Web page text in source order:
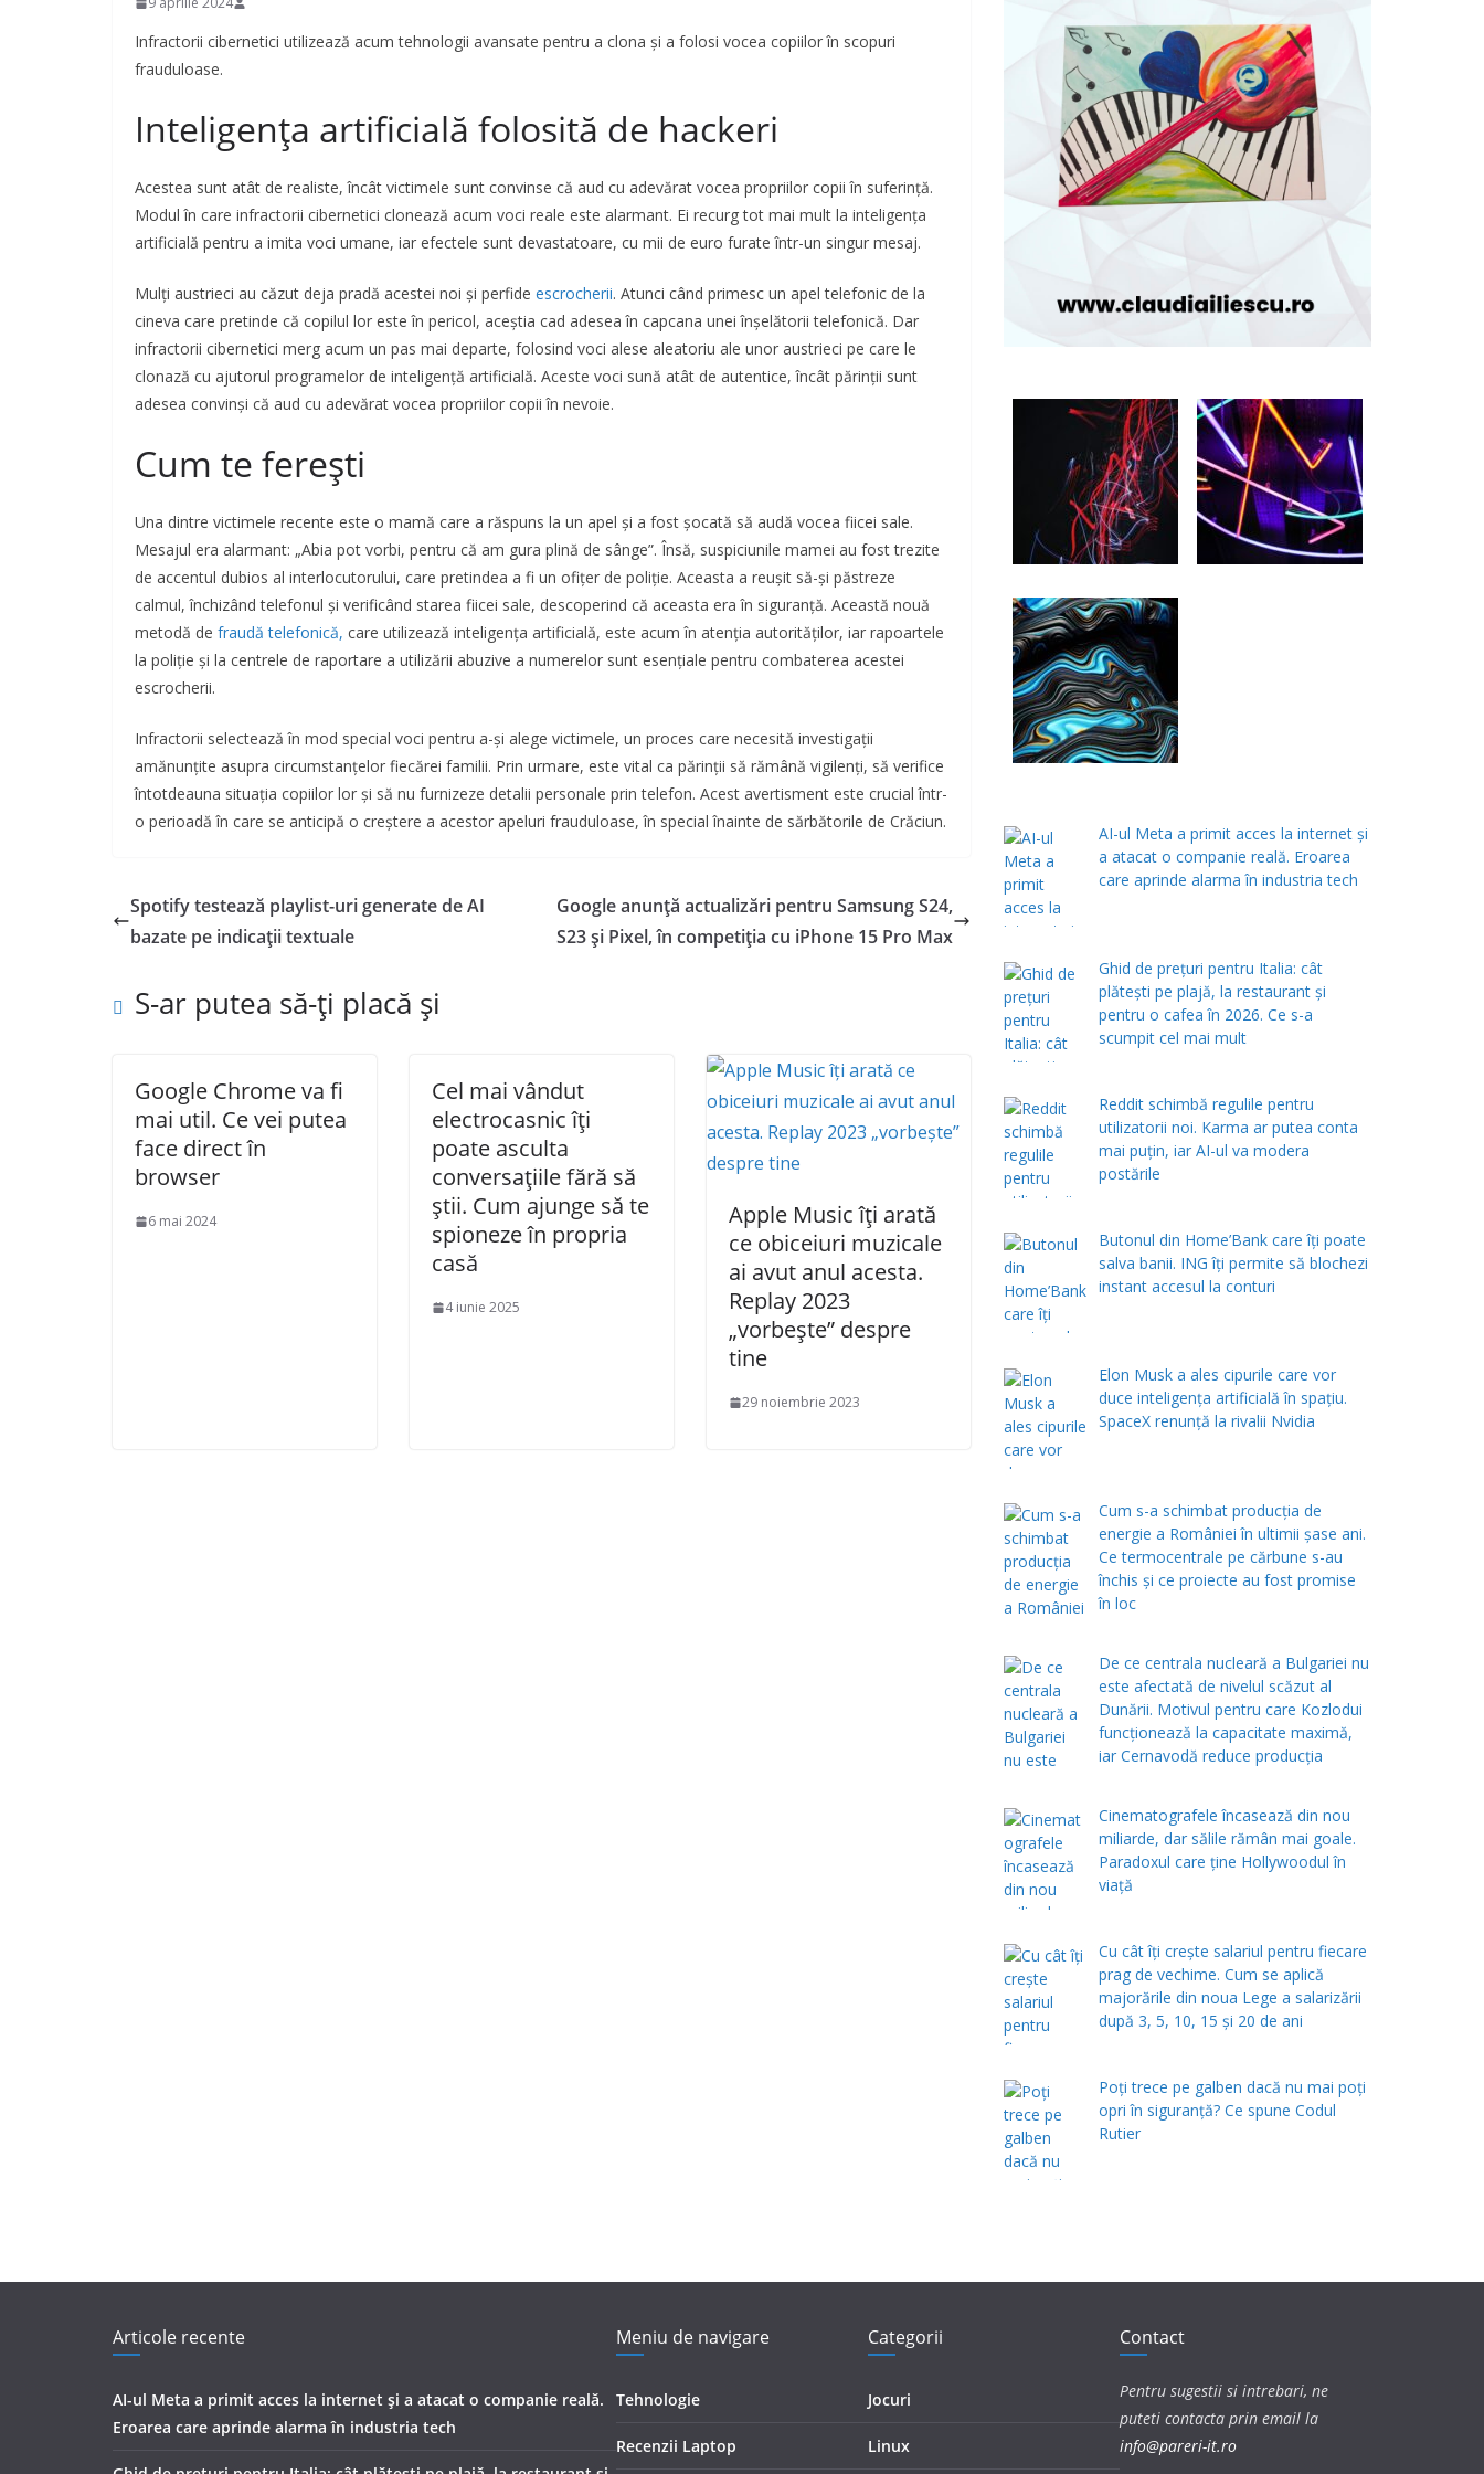
Infractorii cibernetici utilizează acum tehnologii avansate pentru a clona și a folosi vocea copiilor în scopuri
frauduloase.
Inteligența artificială folosită de hackeri
Acestea sunt atât de realiste, încât victimele sunt convinse că aud cu adevărat vocea propriilor copii în suferință.
Modul în care infractorii cibernetici clonează acum voci reale este alarmant. Ei recurg tot mai mult la inteligența
artificială pentru a imita voci umane, iar efectele sunt devastatoare, cu mii de euro furate într-un singur mesaj.
Mulți austrieci au căzut deja pradă acestei noi și perfide escrocherii. Atunci când primesc un apel telefonic de la
cineva care pretinde că copilul lor este în pericol, aceștia cad adesea în capcana unei înșelătorii telefonică. Dar
infractorii cibernetici merg acum un pas mai departe, folosind voci alese aleatoriu ale unor austrieci pe care le
clonază cu ajutorul programelor de inteligență artificială. Aceste voci sună atât de autentice, încât părinții sunt
adesea convinși că aud cu adevărat vocea propriilor copii în nevoie.
Cum te ferești
Una dintre victimele recente este o mamă care a răspuns la un apel și a fost șocată să audă vocea fiicei sale.
Mesajul era alarmant: „Abia pot vorbi, pentru că am gura plină de sânge”. Însă, suspiciunile mamei au fost trezite
de accentul dubios al interlocutorului, care pretindea a fi un ofițer de poliție. Aceasta a reușit să-și păstreze
calmul, închizând telefonul și verificând starea fiicei sale, descoperind că aceasta era în siguranță. Această nouă
metodă de fraudă telefonică, care utilizează inteligența artificială, este acum în atenția autorităților, iar rapoartele
la poliție și la centrele de raportare a utilizării abuzive a numerelor sunt esențiale pentru combaterea acestei
escrocherii.
Infractorii selectează în mod special voci pentru a-și alege victimele, un proces care necesită investigații
amănunțite asupra circumstanțelor fiecărei familii. Prin urmare, este vital ca părinții să rămână vigilenți, să verifice
întotdeauna situația copiilor lor și să nu furnizeze detalii personale prin telefon. Acest avertisment este crucial într-
o perioadă în care se anticipă o creștere a acestor apeluri frauduloase, în special înainte de sărbătorile de Crăciun.
Spotify testează playlist-uri generate de AI
bazate pe indicații textuale
Google anunță actualizări pentru Samsung S24,
S23 și Pixel, în competiția cu iPhone 15 Pro Max
S-ar putea să-ți placă și
Google Chrome va fi
mai util. Ce vei putea
face direct în
browser
6 mai 2024
Cel mai vândut
electrocasnic îți
poate asculta
conversațiile fără să
știi. Cum ajunge să te
spioneze în propria
casă
4 iunie 2025
Apple Music îți arată
ce obiceiuri muzicale
ai avut anul acesta.
Replay 2023
„vorbește” despre
tine
29 noiembrie 2023
AI-ul Meta a primit acces la internet și
a atacat o companie reală. Eroarea
care aprinde alarma în industria tech
Ghid de prețuri pentru Italia: cât
plătești pe plajă, la restaurant și
pentru o cafea în 2026. Ce s-a
scumpit cel mai mult
Reddit schimbă regulile pentru
utilizatorii noi. Karma ar putea conta
mai puțin, iar AI-ul va modera
postările
Butonul din Home’Bank care îți poate
salva banii. ING îți permite să blochezi
instant accesul la conturi
Elon Musk a ales cipurile care vor
duce inteligența artificială în spațiu.
SpaceX renunță la rivalii Nvidia
Cum s-a schimbat producția de
energie a României în ultimii șase ani.
Ce termocentrale pe cărbune s-au
închis și ce proiecte au fost promise
în loc
De ce centrala nucleară a Bulgariei nu
este afectată de nivelul scăzut al
Dunării. Motivul pentru care Kozlodui
funcționează la capacitate maximă,
iar Cernavodă reduce producția
Cinematografele încasează din nou
miliarde, dar sălile rămân mai goale.
Paradoxul care ține Hollywoodul în
viață
Cu cât îți crește salariul pentru fiecare
prag de vechime. Cum se aplică
majorările din noua Lege a salarizării
după 3, 5, 10, 15 și 20 de ani
Poți trece pe galben dacă nu mai poți
opri în siguranță? Ce spune Codul
Rutier
Articole recente
AI-ul Meta a primit acces la internet și a atacat o companie reală.
Eroarea care aprinde alarma în industria tech
Meniu de navigare
Tehnologie
Recenzii Laptop
Categorii
Jocuri
Linux
Contact
Pentru sugestii si intrebari, ne
puteti contacta prin email la
info@pareri-it.ro